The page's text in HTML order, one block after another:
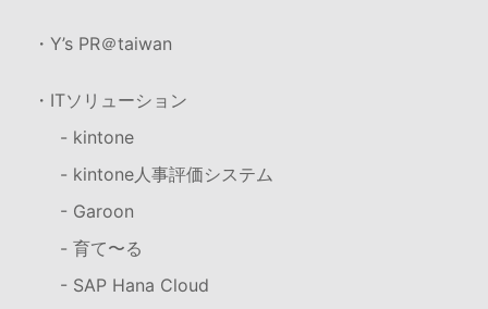
・Y’s PR＠taiwan
・ITソリューション
- kintone
- kintone人事評価システム
- Garoon
- 育て〜る
- SAP Hana Cloud